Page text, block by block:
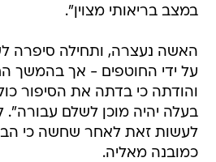
במצב בריאותי מצוין".
האשה נעצרה, ותחילה סיפרה
על ידי החוטפים - אך בהמשך
והודתה כי בדתה את הסיפור
בעלה יהיה מוכן לשלם עבורה".
לעשות זאת לאחר שחשה כי
כמובנה מאליה.